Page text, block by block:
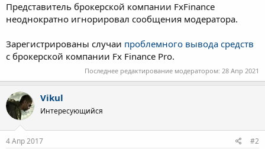
Представитель брокерской компании FxFinance
неоднократно игнорировал сообщения модератора.
Зарегистрированы случаи проблемного вывода средств
с брокерской компании Fx Finance Pro.
Последнее редактирование модератором: 28 Апр 2021
Vikul
Интересующийся
4 Апр 2017 #2